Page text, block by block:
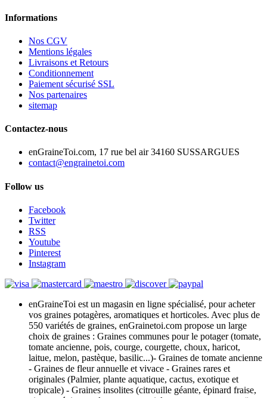
Informations
Nos CGV
Mentions légales
Livraisons et Retours
Conditionnement
Paiement sécurisé SSL
Nos partenaires
sitemap
Contactez-nous
enGraineToi.com, 17 rue bel air 34160 SUSSARGUES
contact@engrainetoi.com
Follow us
Facebook
Twitter
RSS
Youtube
Pinterest
Instagram
enGraineToi est un magasin en ligne spécialisé, pour acheter
vos graines potagères, aromatiques et horticoles. Avec plus de
550 variétés de graines, enGrainetoi.com propose un large
choix de graines : Graines communes pour le potager (tomate,
tomate ancienne, pois, courge, courgette, choux, haricot,
laitue, melon, pastèque, basilic...)- Graines de tomate ancienne
- Graines de fleur annuelle et vivace - Graines rares et
originales (Palmier, plante aquatique, cactus, exotique et
tropicale) - Graines insolites (citrouille géante, épinard fraise,